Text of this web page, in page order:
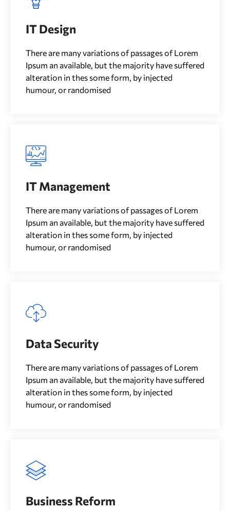
IT Design
There are many variations of passages of Lorem
Ipsum an available, but the majority have suffered
alteration in thes some form, by injected
humour, or randomised
IT Management
There are many variations of passages of Lorem
Ipsum an available, but the majority have suffered
alteration in thes some form, by injected
humour, or randomised
Data Security
There are many variations of passages of Lorem
Ipsum an available, but the majority have suffered
alteration in thes some form, by injected
humour, or randomised
Business Reform